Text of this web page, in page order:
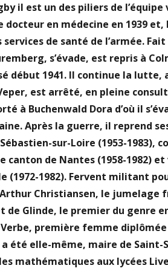
il est un des piliers de l’équipe
en médecine en 1939 et,
de santé de l’armée.
s’évade, est repris à
début 1941. Il continue la lutte,
est arrêté, en pleine
à Buchenwald Dora d’où il
Après la guerre, il reprend
sur-Loire (1953-1983),
canton de Nantes (1958-1982)
(1972-1982). Fervent militant
Christiansen, le jumelage
de Glinde, le premier du genre
première femme
a été elle-même, maire de Saint-
mathématiques aux lycées